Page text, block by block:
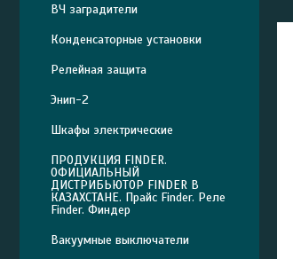
ВЧ заградители
Конденсаторные установки
Релейная защита
Энип-2
Шкафы электрические
ПРОДУКЦИЯ FINDER.
ОФИЦИАЛЬНЫЙ
ДИСТРИБЬЮТОР FINDER В
КАЗАХСТАНЕ. Прайс Finder. Реле
Finder. Финдер
Вакуумные выключатели